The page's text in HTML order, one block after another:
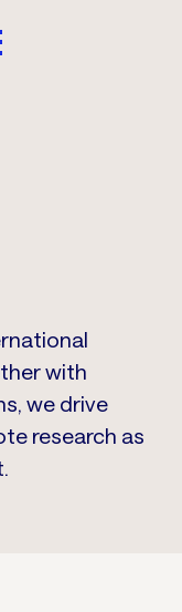
with
we drive
research as